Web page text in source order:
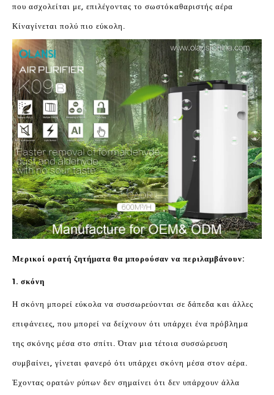
που ασχολείται με, επιλέγοντας το σωστόκαθαριστής αέρα
Κίναγίνεται πολύ πιο εύκολη.
Μερικοί ορατή ζητήματα θα μπορούσαν να περιλαμβάνουν:
1. σκόνη
Η σκόνη μπορεί εύκολα να συσσωρεύονται σε δάπεδα και άλλες
επιφάνειες, που μπορεί να δείχνουν ότι υπάρχει ένα πρόβλημα
της σκόνης μέσα στο σπίτι. Όταν μια τέτοια συσσώρευση
συμβαίνει, γίνεται φανερό ότι υπάρχει σκόνη μέσα στον αέρα.
Έχοντας ορατών ρύπων δεν σημαίνει ότι δεν υπάρχουν άλλα